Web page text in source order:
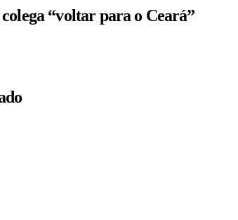
“voltar para o Ceará”